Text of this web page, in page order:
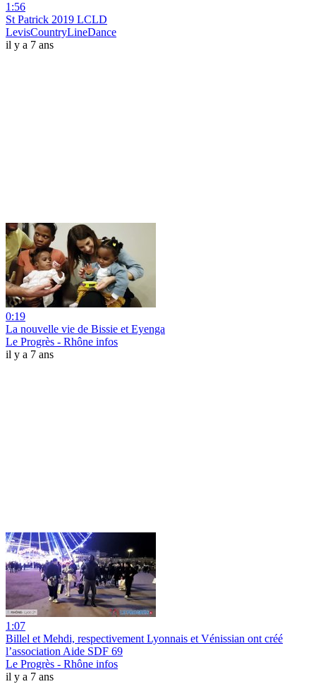
1:56
St Patrick 2019 LCLD
LevisCountryLineDance
il y a 7 ans
0:19
La nouvelle vie de Bissie et Eyenga
Le Progrès - Rhône infos
il y a 7 ans
1:07
Billel et Mehdi, respectivement Lyonnais et Vénissian ont créé
l’association Aide SDF 69
Le Progrès - Rhône infos
il y a 7 ans